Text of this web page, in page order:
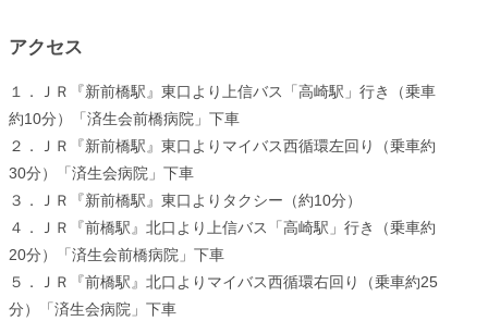
アクセス
１．ＪＲ『新前橋駅』東口より上信バス「高崎駅」行き（乗車
約10分）「済生会前橋病院」下車
２．ＪＲ『新前橋駅』東口よりマイバス西循環左回り（乗車約
30分）「済生会病院」下車
３．ＪＲ『新前橋駅』東口よりタクシー（約10分）
４．ＪＲ『前橋駅』北口より上信バス「高崎駅」行き（乗車約
20分）「済生会前橋病院」下車
５．ＪＲ『前橋駅』北口よりマイバス西循環右回り（乗車約25
分）「済生会病院」下車